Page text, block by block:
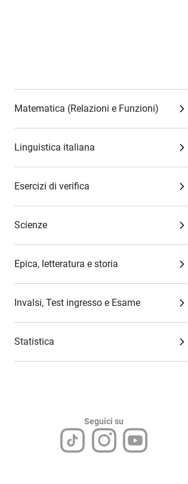
Matematica (Relazioni e Funzioni)
Linguistica italiana
Esercizi di verifica
Scienze
Epica, letteratura e storia
Invalsi, Test ingresso e Esame
Statistica
Seguici su